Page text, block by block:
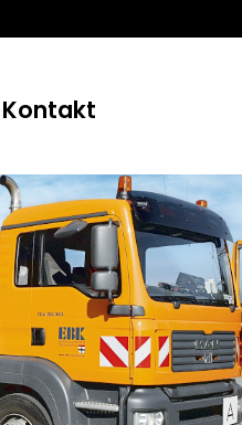
Kontakt